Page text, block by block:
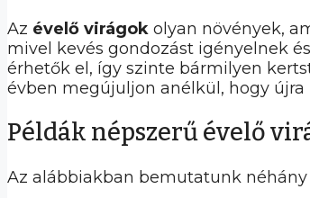
Az évelő virágok olyan növények,
mivel kevés gondozást igényelnek
érhetők el, így szinte bármilyen
évben megújuljon anélkül, hogy
Példák népszerű évelő
Az alábbiakban bemutatunk néhány